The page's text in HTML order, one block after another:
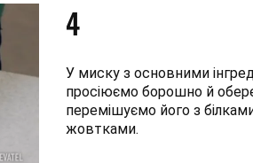
4
У миску з основними
просіюємо борошно й
перемішуємо його з
жовтками.